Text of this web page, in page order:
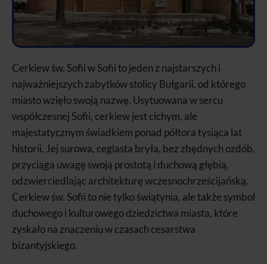
Cerkiew św. Sofii w Sofii to jeden z najstarszych i
najważniejszych zabytków stolicy Bułgarii, od którego
miasto wzięło swoją nazwę. Usytuowana w sercu
współczesnej Sofii, cerkiew jest cichym, ale
majestatycznym świadkiem ponad półtora tysiąca lat
historii. Jej surowa, ceglasta bryła, bez zbędnych ozdób,
przyciąga uwagę swoją prostotą i duchową głębią,
odzwierciedlając architekturę wczesnochrześcijańską.
Cerkiew św. Sofii to nie tylko świątynia, ale także symbol
duchowego i kulturowego dziedzictwa miasta, które
zyskało na znaczeniu w czasach cesarstwa
bizantyjskiego.